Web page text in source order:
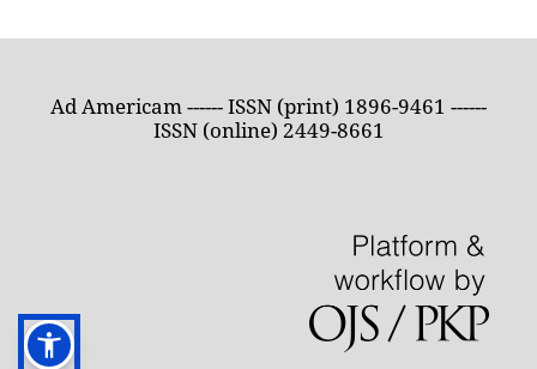
Ad Americam ------ ISSN (print) 1896-9461 ------
ISSN (online) 2449-8661